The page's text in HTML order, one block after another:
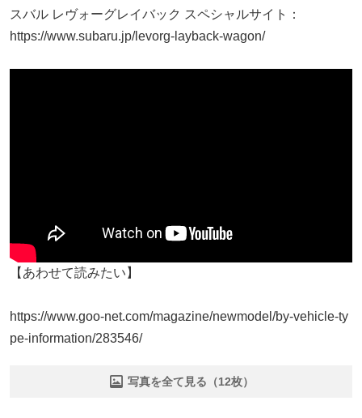
スバル レヴォーグレイバック スペシャルサイト：
https://www.subaru.jp/levorg-layback-wagon/
【あわせて読みたい】
https://www.goo-net.com/magazine/newmodel/by-vehicle-ty
pe-information/283546/
写真を全て見る（12枚）